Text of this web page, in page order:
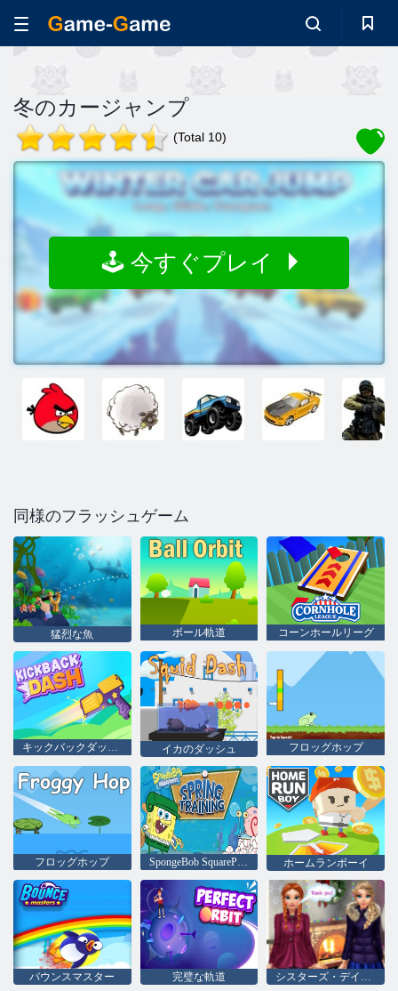
冬のカージャンプ
(Total 10)
🕹️ 今すぐプレイ
同様のフラッシュゲーム
猛烈な魚 ボール軌道 コーンホールリーグ
キックバックダッシュ イカのダッシュ フロッグホップ
フロッグホップ SpongeBob SquarePantsスプリングトレーニング ホームランボーイ
バウンスマスター 完璧な軌道 シスターズ・デイ・アウト